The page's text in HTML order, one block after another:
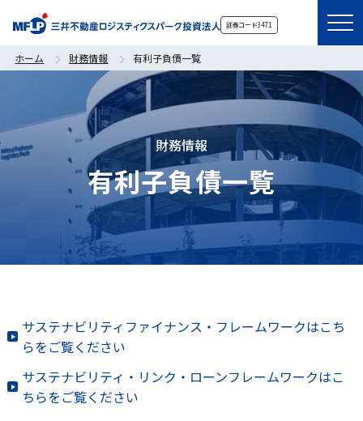
証券コード3471
ホーム 財務情報 有利子負債一覧
財務情報
有利子負債一覧
サステナビリティファイナンス・フレームワークはこち
らをご覧ください
サステナビリティ・リンク・ローンフレームワークはこ
ちらをご覧ください